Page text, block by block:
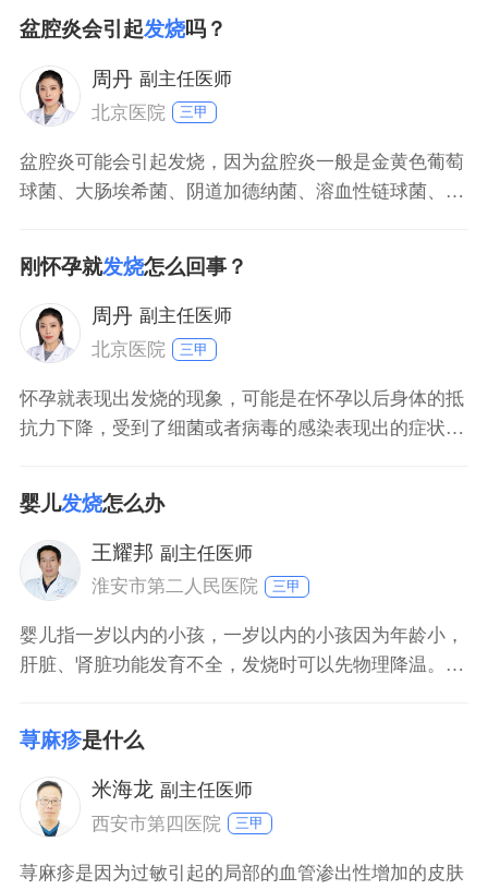
取温水擦浴、局部冰敷，进行物理降温，饮食上需要给
予其高营养、高蛋白食物的摄入。对于发热明显者，还
可在医生指导下应用布洛芬颗粒、对乙酰氨基酚片等非
甾体抗炎药
盆腔炎会引起发烧吗？
周丹 副主任医师
北京医院
三甲
盆腔炎可能会引起发烧，因为盆腔炎一般是金黄色葡萄
球菌、大肠埃希菌、阴道加德纳菌、溶血性链球菌、沙
者可能会出现轻重程度不一的发烧症状。患者还可能会
出现下腹部疼痛、阴道分泌物增多、异常阴道出血、头
痛，以及食欲不振等症状。如果处于月经期时盆腔炎发
作，还可能会
刚怀孕就发烧怎么回事？
周丹 副主任医师
北京医院
三甲
怀孕就表现出发烧的现象，可能是在怀孕以后身体的抵
抗力下降，受到了细菌或者病毒的感染表现出的症状，
些水，多注意休息，一般不需要特殊治疗。如果温度超
过了38度5，要及时去医院检查，在医生的指导下进行
针对性的治疗，在康复期间要注意多休息，多喝一些
水，防止外出
婴儿发烧怎么办
王耀邦 副主任医师
淮安市第二人民医院
三甲
婴儿指一岁以内的小孩，一岁以内的小孩因为年龄小，
肝脏、肾脏功能发育不全，发烧时可以先物理降温。如
致机体代谢的增高，营养消耗增高，此时可以通过药物
降温，同时积极的查找发热的原因，明确是感冒受凉还
是泌尿系感染等，并针对病因进行治疗。
荨麻疹是什么
米海龙 副主任医师
西安市第四医院
三甲
荨麻疹是因为过敏引起的局部的血管渗出性增加的皮肤